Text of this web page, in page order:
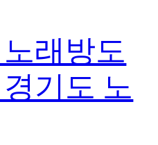
래방도
기도 노